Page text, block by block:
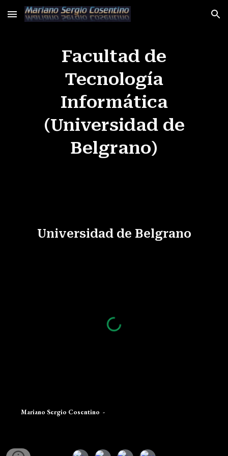
Skip to main content Skip to navigation
Facultad de
Tecnología
Informática
(Universidad de
Belgrano)
Universidad de Belgrano
Mariano Sergio Cosentino-